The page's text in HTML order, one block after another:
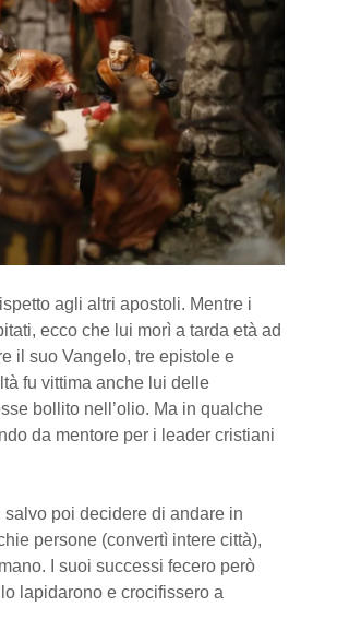
agli altri apostoli. Mentre i
ecco che lui morì a tarda età ad
il suo Vangelo, tre epistole e
fu vittima anche lui delle
bollito nell’olio. Ma in qualche
da mentore per i leader cristiani
poi decidere di andare in
persone (convertì intere città),
I suoi successi fecero però
lapidarono e crocifissero a